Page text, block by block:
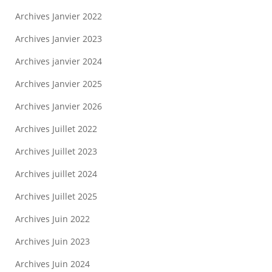
Archives Janvier 2022
Archives Janvier 2023
Archives janvier 2024
Archives Janvier 2025
Archives Janvier 2026
Archives Juillet 2022
Archives Juillet 2023
Archives juillet 2024
Archives Juillet 2025
Archives Juin 2022
Archives Juin 2023
Archives Juin 2024